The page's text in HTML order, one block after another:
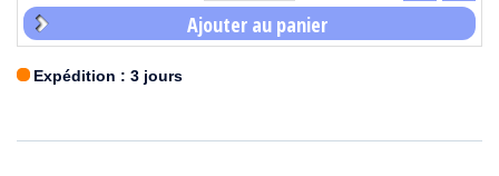
Ajouter au panier
Expédition : 3 jours